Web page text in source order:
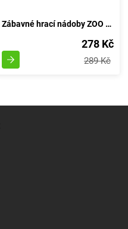
Zábavné hrací nádoby ZOO - věžička
278 Kč
289 Kč